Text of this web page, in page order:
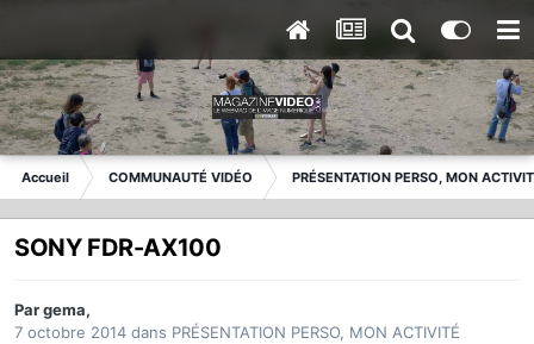
Accueil COMMUNAUTÉ VIDÉO PRÉSENTATION PERSO, MON
SONY FDR-AX100
Pargema,
7 octobre 2014 dans PRÉSENTATION PERSO, MON ACTIVITÉ